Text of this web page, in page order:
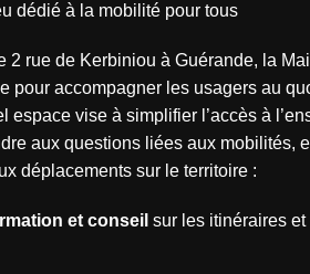
dédié à la mobilité pour tous
2 rue de Kerbiniou à Guérande, la
pour accompagner les usagers au
espace vise à simplifier l’accès à
aux questions liées aux mobilités,
déplacements sur le territoire :
et conseil sur les itinéraires et